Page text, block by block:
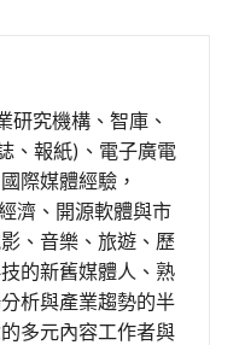
研究機構、智庫、
、報紙)、電子廣電
際媒體經驗，
濟、開源軟體與市
、音樂、旅遊、歷
的新舊媒體人、熟
析與產業趨勢的半
多元內容工作者與